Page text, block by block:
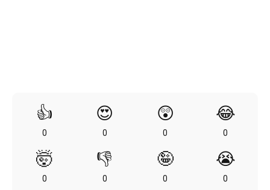
👍
0
😍
0
😲
0
😂
0
🤯
0
👎
0
🤪
0
😭
0